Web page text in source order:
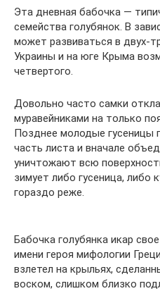
Эта дневная бабочка —
семейства голубянок. В
может развиваться в двух-
Украины и на юге Крыма
четвертого.
Довольно часто самки
муравейниками на только
Позднее молодые гусеницы
часть листа и вначале
уничтожают всю
зимует либо гусеница, либо
гораздо реже.
Бабочка голубянка икар
имени героя мифологии
взлетел на крыльях,
воском, слишком близко